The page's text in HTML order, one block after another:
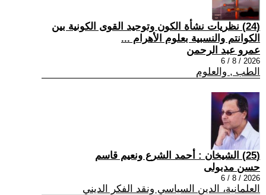
(24) نظريات نشأة الكون وتوحيد القوى الكونية بين
الكوانتم والنسبية بعلوم الأهرام ...
عمرو عبد الرحمن
2026 / 8 / 6
الطب , والعلوم
(25) الشيخان : أحمد الشرع ونعيم قاسم
حسن مدبولى
2026 / 8 / 6
العلمانية، الدين السياسي ونقد الفكر الديني